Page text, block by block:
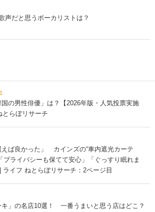
声だと思うボーカリストは？
の男性俳優」は？【2026年版・人気投票実施
とらぼリサーチ
えば良かった」 カインズの“車内遮光カーテ
ライバシーも保てて安心」「ぐっすり眠れま
ライフ ねとらぼリサーチ：2ページ目
キ」の名店10選！ 一番うまいと思う店はどこ？